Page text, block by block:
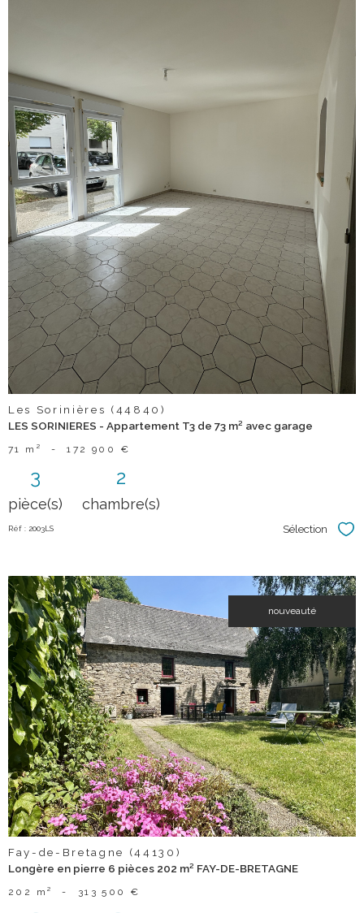
bien
Les Sorinières (44840)
LES SORINIERES - Appartement T3 de 73 m² avec garage
71 m² - 172 900 €
3
pièce(s)
2
chambre(s)
Réf : 2003LS Sélection
nouveauté
voir le
bien
Fay-de-Bretagne (44130)
Longère en pierre 6 pièces 202 m² FAY-DE-BRETAGNE
202 m² - 313 500 €